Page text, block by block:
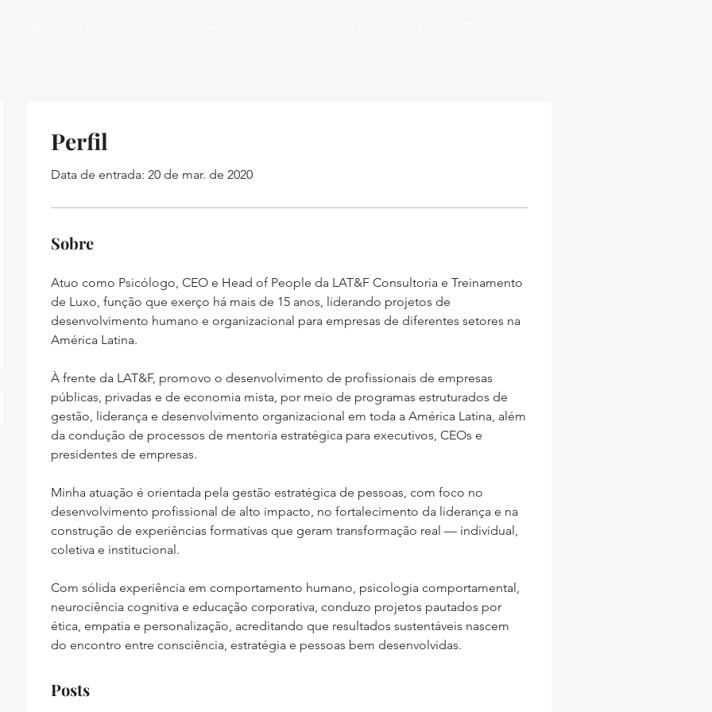
Perfil
Data de entrada: 20 de mar. de 2020
Sobre
Atuo como Psicólogo, CEO e Head of People da LAT&F Consultoria e Treinamento
de Luxo, função que exerço há mais de 15 anos, liderando projetos de
desenvolvimento humano e organizacional para empresas de diferentes setores na
América Latina.
À frente da LAT&F, promovo o desenvolvimento de profissionais de empresas
públicas, privadas e de economia mista, por meio de programas estruturados de
gestão, liderança e desenvolvimento organizacional em toda a América Latina, além
da condução de processos de mentoria estratégica para executivos, CEOs e
presidentes de empresas.
Minha atuação é orientada pela gestão estratégica de pessoas, com foco no
desenvolvimento profissional de alto impacto, no fortalecimento da liderança e na
construção de experiências formativas que geram transformação real — individual,
coletiva e institucional.
Com sólida experiência em comportamento humano, psicologia comportamental,
neurociência cognitiva e educação corporativa, conduzo projetos pautados por
ética, empatia e personalização, acreditando que resultados sustentáveis nascem
do encontro entre consciência, estratégia e pessoas bem desenvolvidas.
Posts